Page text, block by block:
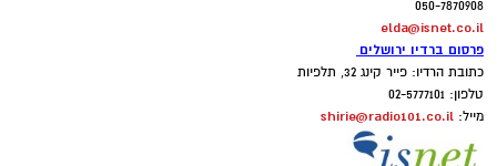
050-7870908
elda@isnet.co.il
פרסום ברדיו ירושלים
כתובת הרדיו: פייר קינג 32, תלפיות
טלפון: 02-5777101
מייל: shirie@radio101.co.il